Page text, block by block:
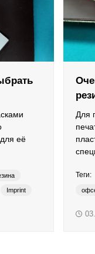
и ручной
её
Imprint
Для
Теги: